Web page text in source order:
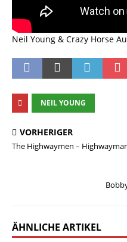
Neil Young & Crazy Horse
NEIL YOUNG
VORHERIGER
The Highwaymen –
ÄHNLICHE ARTIKEL